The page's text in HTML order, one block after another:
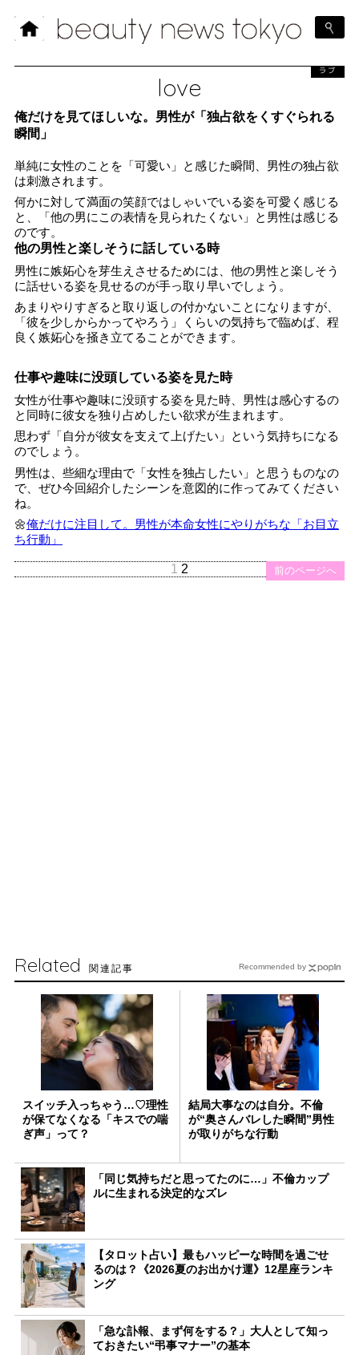
love
ラブ
俺だけを見てほしいな。男性が「独占欲をくすぐられる
瞬間」
単純に女性のことを「可愛い」と感じた瞬間、男性の独占欲
は刺激されます。
何かに対して満面の笑顔ではしゃいでいる姿を可愛く感じる
と、「他の男にこの表情を見られたくない」と男性は感じる
のです。
他の男性と楽しそうに話している時
男性に嫉妬心を芽生えさせるためには、他の男性と楽しそう
に話せいる姿を見せるのが手っ取り早いでしょう。
あまりやりすぎると取り返しの付かないことになりますが、
「彼を少しからかってやろう」くらいの気持ちで臨めば、程
良く嫉妬心を掻き立てることができます。
仕事や趣味に没頭している姿を見た時
女性が仕事や趣味に没頭する姿を見た時、男性は感心するの
と同時に彼女を独り占めしたい欲求が生まれます。
思わず「自分が彼女を支えて上げたい」という気持ちになる
のでしょう。
男性は、些細な理由で「女性を独占したい」と思うものなの
で、ぜひ今回紹介したシーンを意図的に作ってみてください
ね。
🌼俺だけに注目して。男性が本命女性にやりがちな「お目立
ち行動」
前のページへ
1 2
Related 関連記事
スイッチ入っちゃう…♡理性
が保てなくなる「キスでの喘
ぎ声」って？
結局大事なのは自分。不倫
が“奥さんバレした瞬間”男性
が取りがちな行動
「同じ気持ちだと思ってたのに…」不倫カップ
ルに生まれる決定的なズレ
【タロット占い】最もハッピーな時間を過ごせ
るのは？《2026夏のお出かけ運》12星座ランキ
ング
「急な訃報、まず何をする？」大人として知っ
ておきたい“弔事マナー”の基本
Recommended by